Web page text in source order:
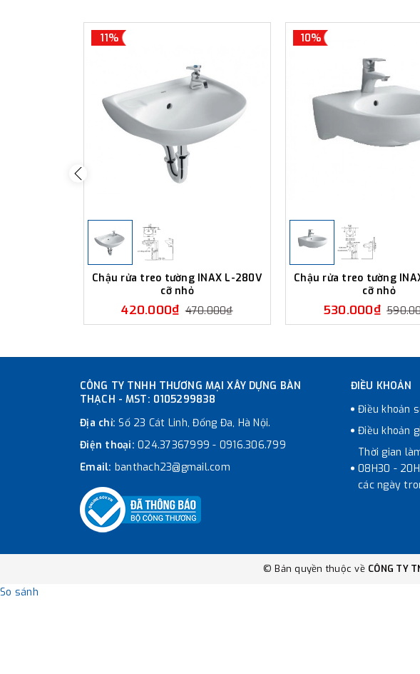
11%
Chậu rửa treo tường INAX L-280V
cỡ nhỏ
420.000₫ 470.000₫
10%
Chậu rửa treo tường
cỡ nhỏ
530.000₫
CÔNG TY TNHH THƯƠNG MẠI XÂY DỰNG BÀN
THẠCH - MST: 0105299838
Địa chỉ:Số 23 Cát Linh, Đống Đa, Hà Nội.
Điện thoại: 024.37367999 - 0916.306.799
Email: banthach23@gmail.com
ĐIỀU KHOẢN
Điều khoản
Điều khoản
Thời gian
08H30 -
các ngày
© Bản quyền thuộc về CÔNG TY
So sánh